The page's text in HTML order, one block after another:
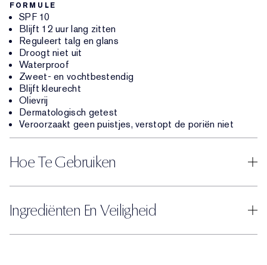
FORMULE
SPF 10
Blijft 12 uur lang zitten
Reguleert talg en glans
Droogt niet uit
Waterproof
Zweet- en vochtbestendig
Blijft kleurecht
Olievrij
Dermatologisch getest
Veroorzaakt geen puistjes, verstopt de poriën niet
Hoe Te Gebruiken
Ingrediënten En Veiligheid